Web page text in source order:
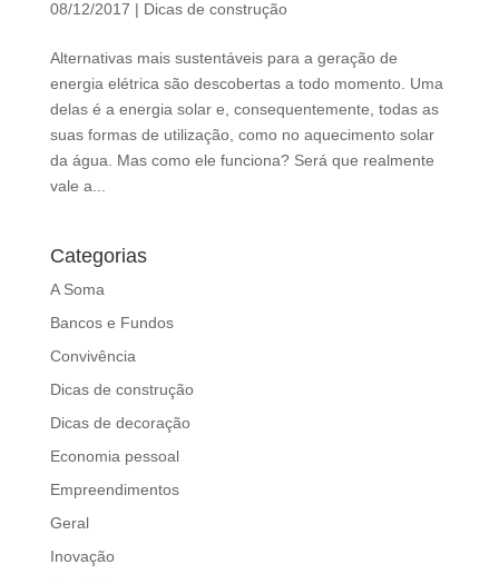
d
e
l
e
f
t
b
n
k
08/12/2017 | Dicas de construção
Alternativas mais sustentáveis para a geração de
energia elétrica são descobertas a todo momento. Uma
delas é a energia solar e, consequentemente, todas as
suas formas de utilização, como no aquecimento solar
da água. Mas como ele funciona? Será que realmente
vale a...
Categorias
A Soma
Bancos e Fundos
Convivência
Dicas de construção
Dicas de decoração
Economia pessoal
Empreendimentos
Geral
Inovação